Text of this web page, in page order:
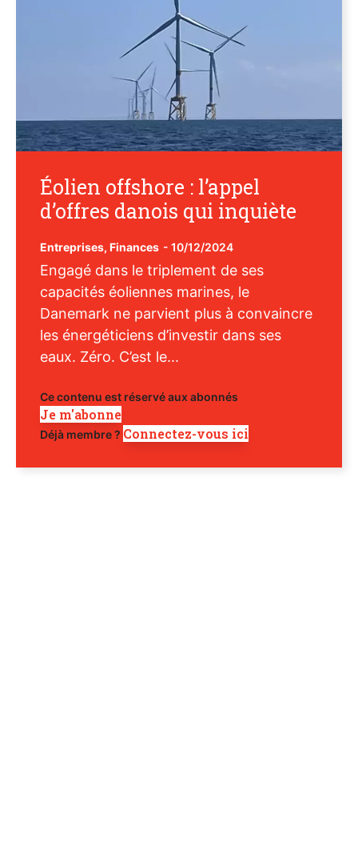
Éolien offshore : l’appel
d’offres danois qui inquiète
Entreprises, Finances - 10/12/2024
Engagé dans le triplement de ses
capacités éoliennes marines, le
Danemark ne parvient plus à convaincre
les énergéticiens d’investir dans ses
eaux. Zéro. C’est le...
Ce contenu est réservé aux abonnés
Je m'abonne
Déjà membre ? Connectez-vous ici